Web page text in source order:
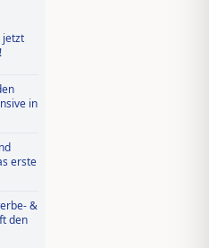
jetzt
in
erste
&
den